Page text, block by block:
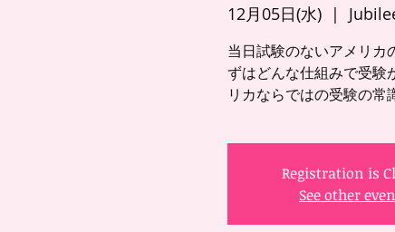
12月05日(水)
  |
当日試験のないアメリカ
ずはどんな仕組みで受験
リカならではの受験の常
Registration is
See other